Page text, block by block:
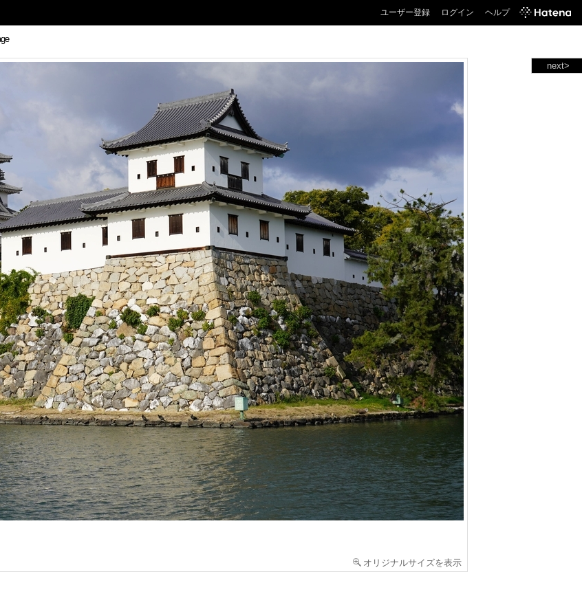
ユーザー登録 ログイン ヘルプ
next>
オリジナルサイズを表示